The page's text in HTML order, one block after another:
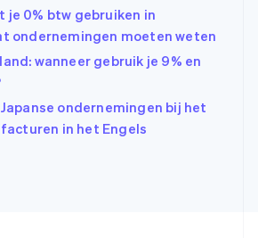
je 0% btw gebruiken in
ondernemingen moeten weten
wanneer gebruik je 9% en
ondernemingen bij het
in het Engels